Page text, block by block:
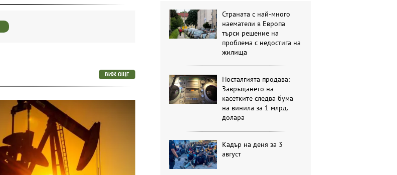
Страната с най-много
наематели в Европа
търси решение на
проблема с недостига на
жилища
Носталгията продава:
Завръщането на
касетките следва бума
на винила за 1 млрд.
долара
Кадър на деня за 3
август
ВИЖ ОЩЕ